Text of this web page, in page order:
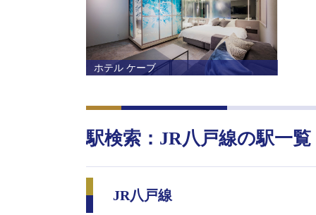
ホテル ケーブ
駅検索： JR八戸線の駅一覧
JR八戸線